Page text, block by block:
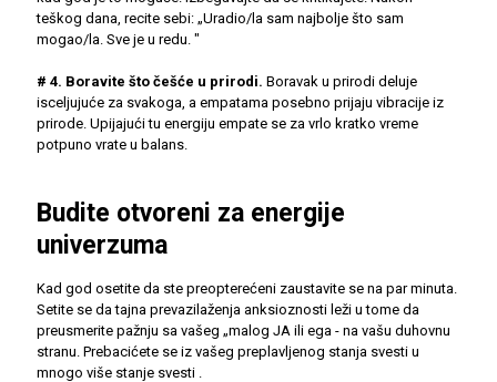
teškog dana, recite sebi: „Uradio/la sam najbolje što sam
mogao/la. Sve je u redu. "
# 4. Boravite što češće u prirodi. Boravak u prirodi deluje
isceljujuće za svakoga, a empatama posebno prijaju vibracije iz
prirode. Upijajući tu energiju empate se za vrlo kratko vreme
potpuno vrate u balans.
Budite otvoreni za energije
univerzuma
Kad god osetite da ste preopterećeni zaustavite se na par minuta.
Setite se da tajna prevazilaženja anksioznosti leži u tome da
preusmerite pažnju sa vašeg „malog JA ili ega - na vašu duhovnu
stranu. Prebacićete se iz vašeg preplavljenog stanja svesti u
mnogo više stanje svesti .